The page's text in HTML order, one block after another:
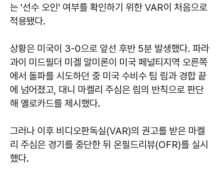
는 '선수 오인' 여부를 확인하기 위한 VAR이 처음으로
적용됐다.
상황은 미국이 3-0으로 앞선 후반 5분 발생했다. 파라
과이 미드필더 미겔 알미론이 미국 페널티지역 오른쪽
에서 돌파를 시도하던 중 미국 수비수 팀 림과 경합 끝
에 넘어졌고, 대니 마켈리 주심은 림의 반칙으로 판단
해 옐로카드를 제시했다.
그러나 이후 비디오판독실(VAR)의 권고를 받은 마켈
리 주심은 경기를 중단한 뒤 온필드리뷰(OFR)를 실시
했다.